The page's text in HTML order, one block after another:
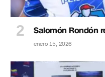
Salomón Rondón
enero 15, 2026